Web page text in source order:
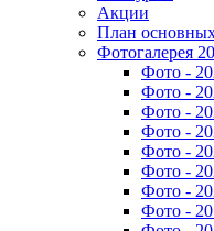
Акции
План
Фотогалерея
Фото -
Фото -
Фото -
Фото -
Фото -
Фото -
Фото -
Фото -